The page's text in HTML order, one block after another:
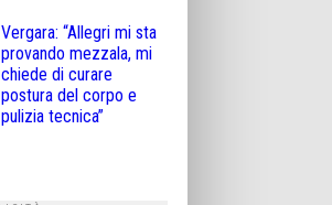
Vergara: “Allegri mi sta
provando mezzala, mi
chiede di curare
postura del corpo e
pulizia tecnica”